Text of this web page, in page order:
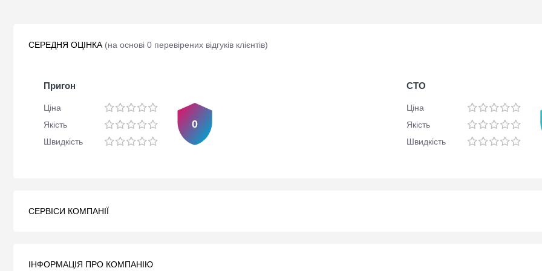
СЕРЕДНЯ ОЦІНКА (на основі 0 перевірених відгуків клієнтів)
Пригон
Ціна
Якість
Швидкість
0
СТО
Ціна
Якість
Швидкість
СЕРВІСИ КОМПАНІЇ
ІНФОРМАЦІЯ ПРО КОМПАНІЮ